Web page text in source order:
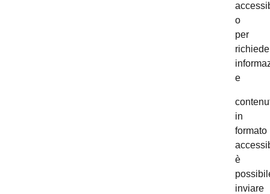
o
per
e
in
formato
è
inviare